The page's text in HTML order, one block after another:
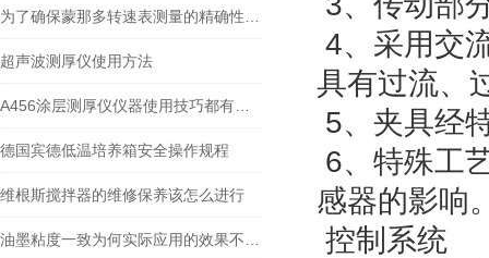
超声波测厚仪使用方法
德国宾德低温培养箱安全操作规程
维根斯搅拌器的维修保养该怎么进行
4、采用交
具有过流、
5、夹具经
6、特殊工
感器的影响
控制系统